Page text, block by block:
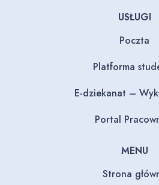
USŁUGI
Poczta
Platforma
E-dziekanat –
Portal
MENU
Strona